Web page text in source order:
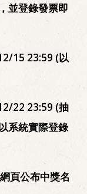
並登錄發票即
15 23:59 (以
22 23:59 (抽
系統實際登錄
頁公布中獎名